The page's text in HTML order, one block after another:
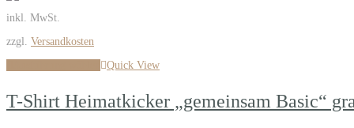
inkl. MwSt.
zzgl. Versandkosten
Quick View
T-Shirt Heimatkicker „gemeinsam Basic“